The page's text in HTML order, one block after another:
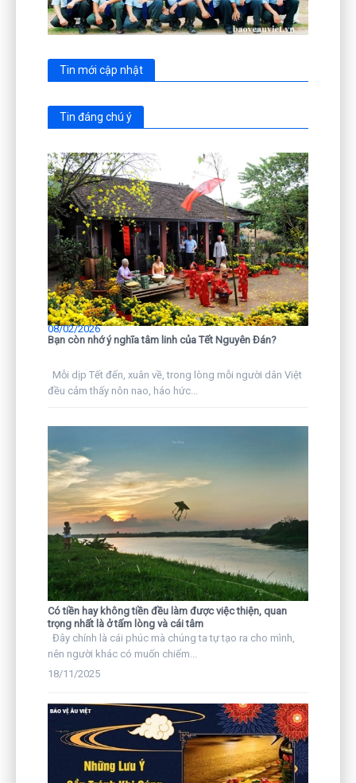
Tin mới cập nhật
Tin đáng chú ý
Bạn còn nhớ ý nghĩa tâm linh của Tết Nguyên Đán?
08/02/2026
Mỗi dịp Tết đến, xuân về, trong lòng mỗi người dân Việt
đều cảm thấy nôn nao, háo hức...
Có tiền hay không tiền đều làm được việc thiện, quan
trọng nhất là ở tấm lòng và cái tâm
Đây chính là cái phúc mà chúng ta tự tạo ra cho mình,
nên người khác có muốn chiếm...
18/11/2025